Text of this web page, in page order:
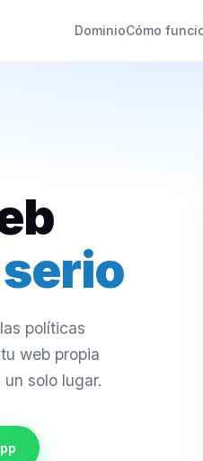
DominioCómo
políticas
web propia
solo lugar.